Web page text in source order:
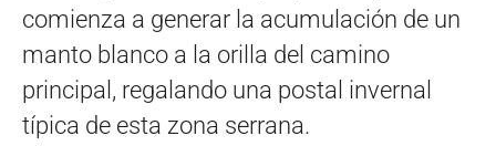
comienza a generar la acumulación de un
manto blanco a la orilla del camino
principal, regalando una postal invernal
típica de esta zona serrana.